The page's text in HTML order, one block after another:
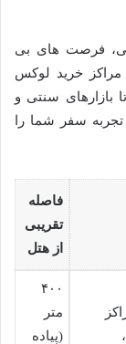
فرصت های بی
خرید لوکس
بازارهای سنتی و
سفر شما را
فاصله
تقریبی
از هتل
۴۰۰
متر
(پیاده